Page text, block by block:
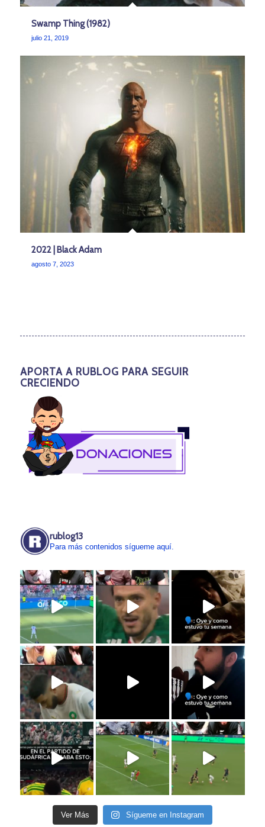
Swamp Thing (1982)
julio 21, 2019
2022 | Black Adam
agosto 7, 2023
APORTA A RUBLOG PARA SEGUIR
CRECIENDO
rublog13
Para más contenidos sígueme aquí.
Ver Más Sígueme en Instagram